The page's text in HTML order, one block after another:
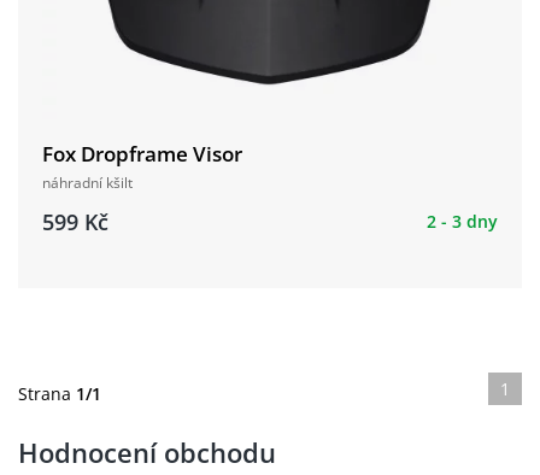
Fox Dropframe Visor
náhradní kšilt
599 Kč 2 - 3 dny
Strana 1/1 1
Hodnocení obchodu